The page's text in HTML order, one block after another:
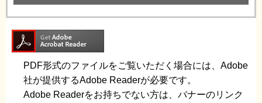
PDF形式のファイルをご覧いただく場合には、Adobe
社が提供するAdobe Readerが必要です。
Adobe Readerをお持ちでない方は、バナーのリンク